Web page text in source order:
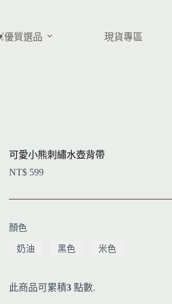
優質選品 現貨專區
可愛小熊刺繡水壺背帶
NT$ 599
顏色
奶油 黑色 米色
此商品可累積3點數.